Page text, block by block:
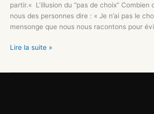
partir.« L’illusion du “pas de choix”
nous des personnes dire : « Je n’ai pas le
mensonge que nous nous racontons pour
Lire la suite »